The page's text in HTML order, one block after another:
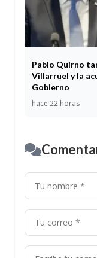
Pablo Quirno
Villarruel y la
Gobierno
hace 22 horas